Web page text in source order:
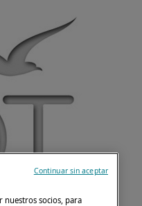
nuestros socios, para
Continuar sin aceptar